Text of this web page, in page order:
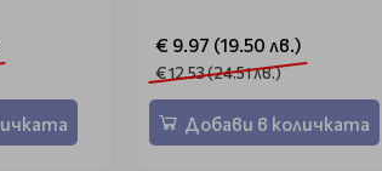
€ 9.97 (19.50 лв.)
€ 12.53 (24.51 лв.)
Добави в количката